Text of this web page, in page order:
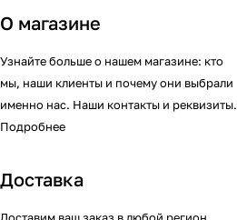
О магазине
Узнайте больше о нашем магазине: кто
мы, наши клиенты и почему они выбрали
именно нас. Наши контакты и реквизиты.
Подробнее
Доставка